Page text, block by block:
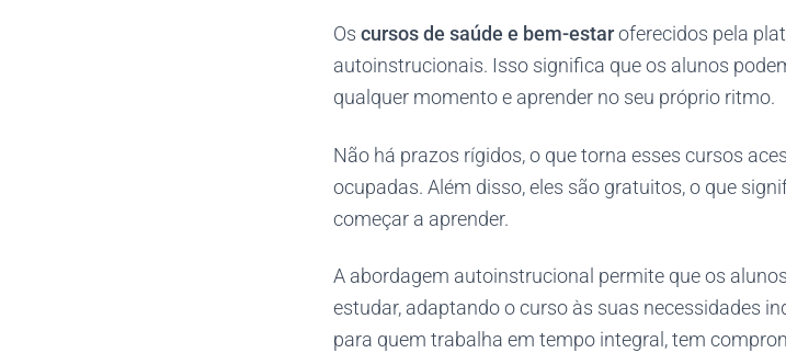
Os cursos de saúde e bem-estaroferecidos pela
autoinstrucionais. Isso significa que os alunos
qualquer momento e aprender no seu próprio ritmo.
Não há prazos rígidos, o que torna esses cursos
ocupadas. Além disso, eles são gratuitos, o que
começar a aprender.
A abordagem autoinstrucional permite que os
estudar, adaptando o curso às suas necessidades
para quem trabalha em tempo integral, tem